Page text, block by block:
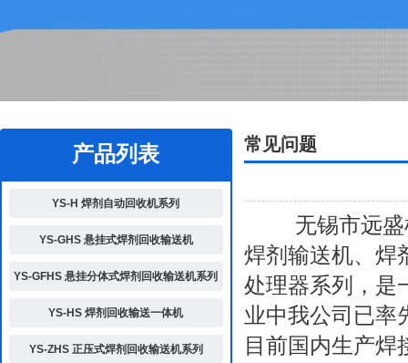
产品列表
YS-H 焊剂自动回收机系列
YS-GHS 悬挂式焊剂回收输送机
YS-GFHS 悬挂分体式焊剂回收输送机系列
YS-HS 焊剂回收输送一体机
YS-ZHS 正压式焊剂回收输送机系列
常见问题
无锡市远盛机
焊剂输送机、焊
处理器系列，是
业中我公司已率
目前国内生产